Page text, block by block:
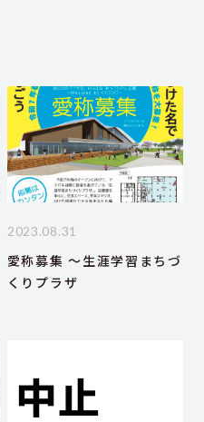
2023.08.31
愛称募集 ～生涯学習まちづ
くりプラザ